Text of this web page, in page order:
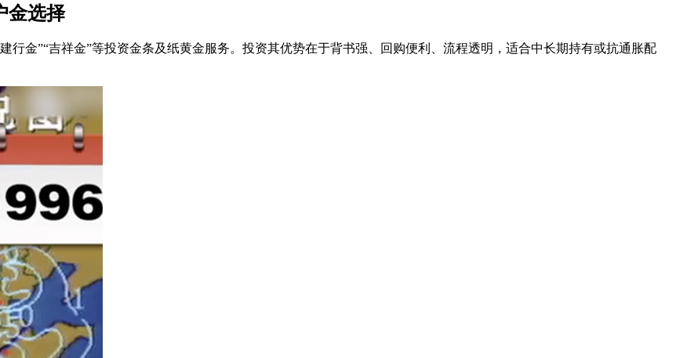
金选择
行金”“吉祥金”等投资金条及纸黄金服务。投资其优势在于背书强、回购便利、流程透明，适合中长期持有或抗通胀配